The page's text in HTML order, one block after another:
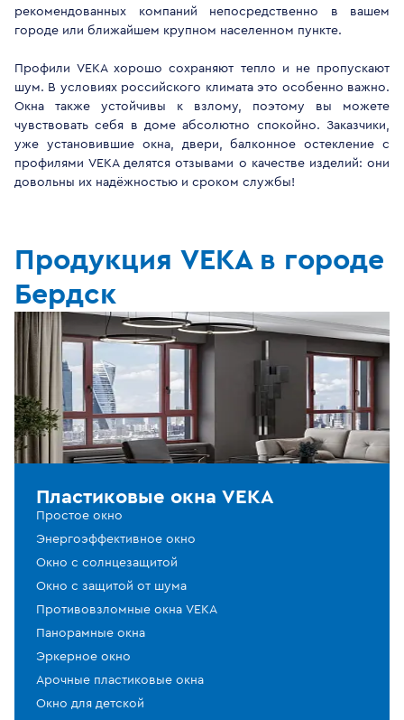
рекомендованных компаний непосредственно в вашем
городе или ближайшем крупном населенном пункте.
Профили VEKA хорошо сохраняют тепло и не пропускают
шум. В условиях российского климата это особенно важно.
Окна также устойчивы к взлому, поэтому вы можете
чувствовать себя в доме абсолютно спокойно. Заказчики,
уже установившие окна, двери, балконное остекление с
профилями VEKA делятся отзывами о качестве изделий: они
довольны их надёжностью и сроком службы!
Продукция VEKA в городе
Бердск
Пластиковые окна VEKA
Простое окно
Энергоэффективное окно
Окно с солнцезащитой
Окно с защитой от шума
Противовзломные окна VEKA
Панорамные окна
Эркерное окно
Арочные пластиковые окна
Окно для детской